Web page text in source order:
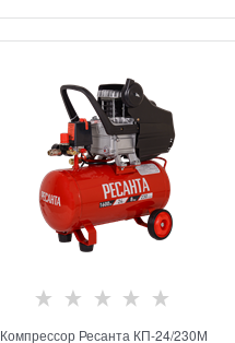
Компрессор Ресанта КП-24/230М